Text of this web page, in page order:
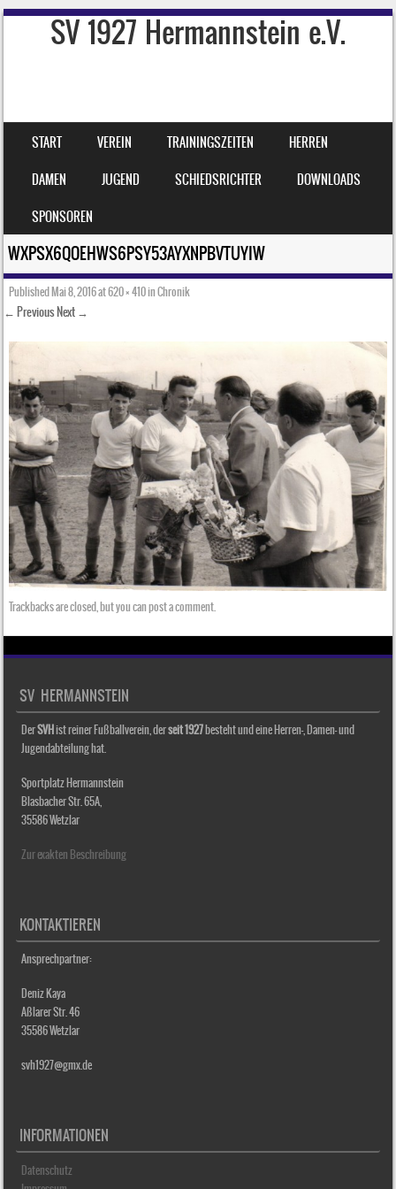
SV 1927 Hermannstein e.V.
MENU
SKIP TO CONTENT
START VEREIN TRAININGSZEITEN
HERREN
DAMEN
JUGEND SCHIEDSRICHTER
DOWNLOADS
SPONSOREN
WXPSX6QOEHWS6PSY53AYXNPBVTUYIW
PublishedMai 8, 2016at620 × 410inChronik
← PreviousNext →
Trackbacks are closed, but you canpost a comment.
SV HERMANNSTEIN
DerSVHist reiner Fußballverein, derseit 1927besteht und eine Herren-, Damen- und
Jugendabteilung hat.
Sportplatz Hermannstein
Blasbacher Str. 65A,
35586 Wetzlar
Zur exakten Beschreibung
KONTAKTIEREN
Ansprechpartner:
Deniz Kaya
Aßlarer Str. 46
35586 Wetzlar
svh1927@gmx.de
INFORMATIONEN
Datenschutz